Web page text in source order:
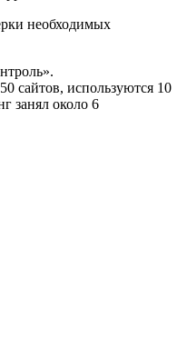
необходимых
сайтов, используются 10
занял около 6